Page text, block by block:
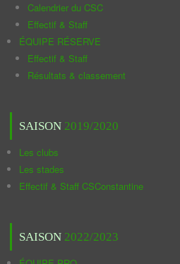
Calendrier du CSC
Effectif & Staff
ÉQUIPE RÉSERVE
Effectif & Staff
Résultats & classement
SAISON 2019/2020
Les clubs
Les stades
Effectif & Staff CSConstantine
SAISON 2022/2023